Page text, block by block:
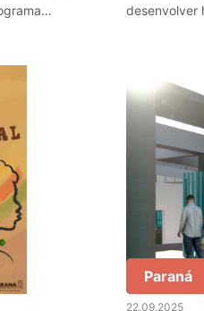
desenvolver
Paraná
22.09.2025